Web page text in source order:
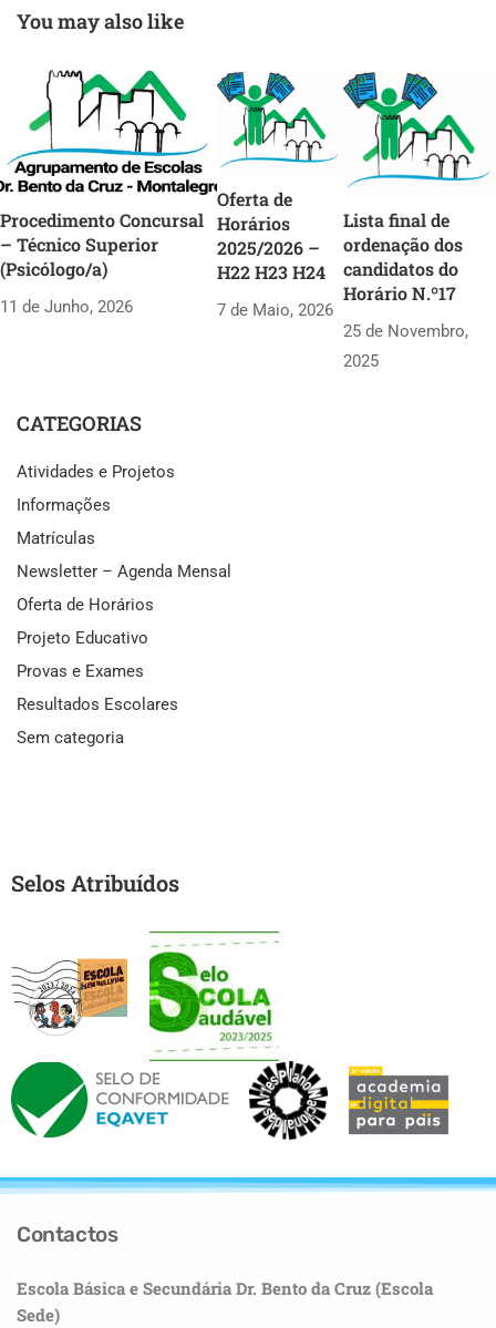
You may also like
Procedimento Concursal
– Técnico Superior
(Psicólogo/a)
11 de Junho, 2026
Oferta de
Horários
2025/2026 –
H22 H23 H24
7 de Maio, 2026
Lista final de
ordenação dos
candidatos do
Horário N.º17
25 de Novembro,
2025
CATEGORIAS
Atividades e Projetos
Informações
Matrículas
Newsletter – Agenda Mensal
Oferta de Horários
Projeto Educativo
Provas e Exames
Resultados Escolares
Sem categoria
Selos Atribuídos
Contactos
Escola Básica e Secundária Dr. Bento da Cruz (Escola
Sede)